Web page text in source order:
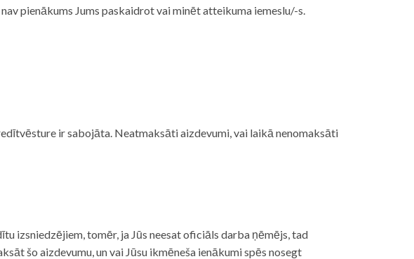
pienākums Jums paskaidrot vai minēt atteikuma iemeslu/-s.
ir sabojāta. Neatmaksāti aizdevumi, vai laikā nenomaksāti
izsniedzējiem, tomēr, ja Jūs neesat oficiāls darba ņēmējs, tad
šo aizdevumu, un vai Jūsu ikmēneša ienākumi spēs nosegt